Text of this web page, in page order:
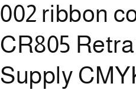
002 ribbon
CR805
Supply